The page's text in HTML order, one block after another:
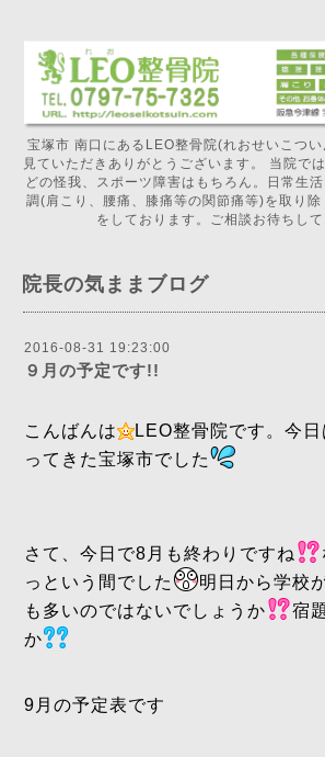
宝塚市 南口にあるLEO整骨院(れおせいこつ
見ていただきありがとうございます。 当院で
どの怪我、スポーツ障害はもちろん。日常生
調(肩こり、腰痛、膝痛等の関節痛等)を取り
をしております。ご相談お待ちして
院長の気ままブログ
2016-08-31 19:23:00
９月の予定です!!
こんばんは
LEO整骨院です。今
ってきた宝塚市でした
さて、今日で8月も終わりですね
っという間でした
明日から学校
も多いのではないでしょうか
宿
か
9月の予定表です